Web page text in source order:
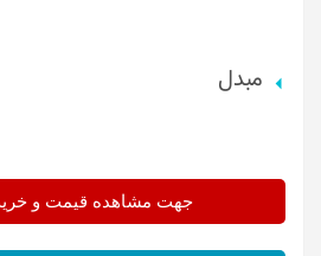
مبدل
جهت مشاهده قیمت و